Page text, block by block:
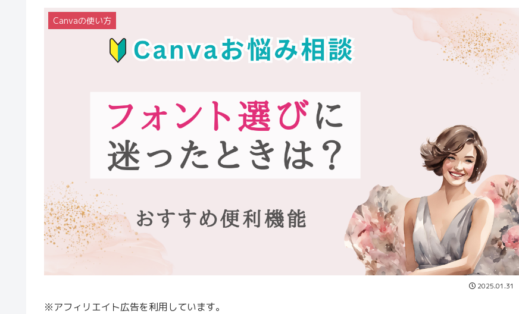
Canvaの使い方
2025.01.31
※アフィリエイト広告を利用しています。